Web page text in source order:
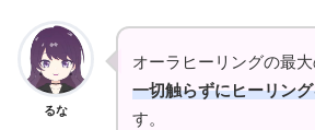
るな
オーラヒーリングの最大
一切触らずにヒーリン
す。